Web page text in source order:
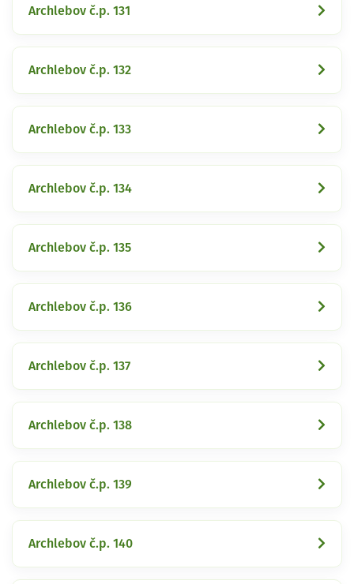
Archlebov č.p. 131
Archlebov č.p. 132
Archlebov č.p. 133
Archlebov č.p. 134
Archlebov č.p. 135
Archlebov č.p. 136
Archlebov č.p. 137
Archlebov č.p. 138
Archlebov č.p. 139
Archlebov č.p. 140